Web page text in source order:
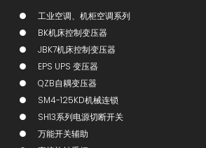
工业空调、机柜空调系列
BK机床控制变压器
JBK7机床控制变压器
EPS UPS 变压器
QZB自耦变压器
SM4-125KD机械连锁
SH13系列电源切断开关
万能开关辅助